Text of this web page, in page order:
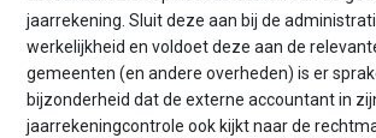
jaarrekening. Sluit deze aan bij de
werkelijkheid en voldoet deze aan de
gemeenten (en andere overheden) is er
bijzonderheid dat de externe accountant in
jaarrekeningcontrole ook kijkt naar de